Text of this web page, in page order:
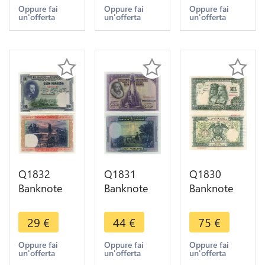
> Make
offer
Oppure fai
un'offerta
III of Castile
1928 AU
Oppure fai
un'offerta
Echegaray
1971 AU ->
Oppure fai
un'offerta
Q1832
Banknote
Pesetas
Felipe II
1925 UNC -
> Make
29 €
Oppure fai
un'offerta
Q1831
Banknote
Pesetas
Miguel de
Cervantes
1928 UNC -
44 €
Oppure fai
un'offerta
Q1830
Banknote
Pesetas The
Catholic
Monarchs
1957 AU ->
75 €
Oppure fai
un'offerta